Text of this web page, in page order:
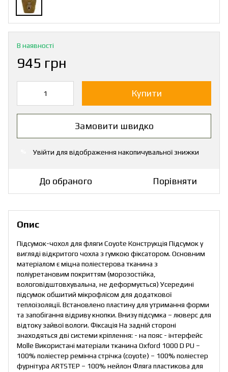
В наявності
945 грн
Купити
Замовити швидко
Увійти для відображення накопичувальної знижки
До обраного Порівняти
Опис
Підсумок-чохол для фляги Coyote Конструкція Підсумок у
вигляді відкритого чохла з гумкою фіксатором. Основним
матеріалом є міцна поліестерова тканина з
поліуретановим покриттям (морозостійка,
вологовідштовхувальна, не деформується) Усередині
підсумок обшитий мікрофлісом для додаткової
теплоізоляції. Встановлено пластину для утримання форми
та запобігання відриву кнопки. Внизу підсумка – люверс для
відтоку зайвої вологи. Фіксація На задній стороні
знаходяться дві системи кріплення: - на пояс - інтерфейс
Molle Використані матеріали тканина Oxford 1000 D PU –
100% поліестер ремінна стрічка (coyote) – 100% поліестер
фурнітура ARTSTEP – 100% нейлон Фляга пластикова для